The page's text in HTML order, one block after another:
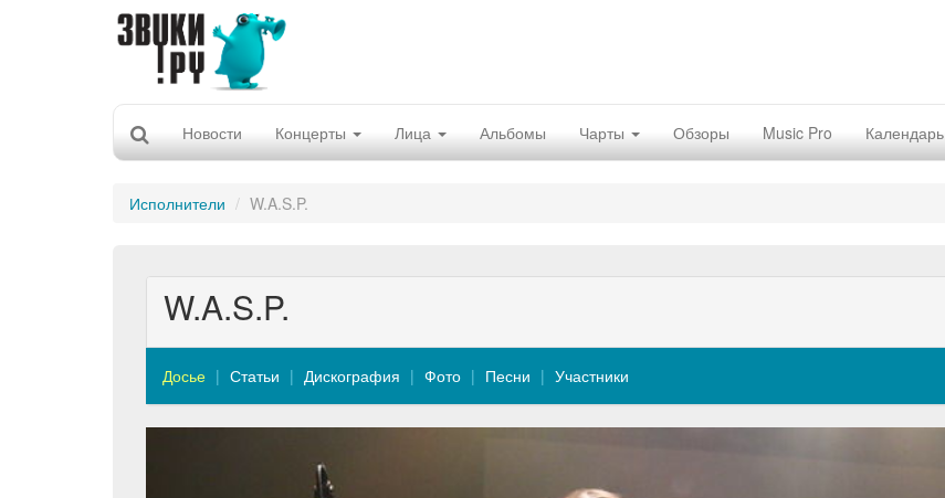
Новости Концерты Лица Альбомы Чарты Обзоры Music Pro Календарь
Исполнители W.A.S.P.
W.A.S.P.
Досье Статьи Дискография Фото Песни Участники